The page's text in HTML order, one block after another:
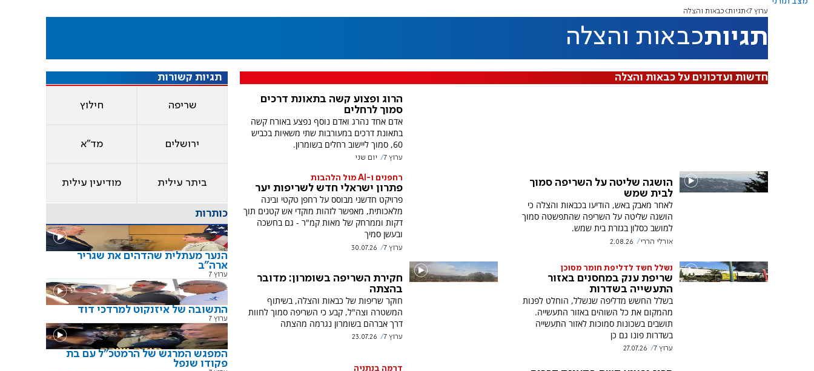
ערוץ 7 תגיות כבאות והצלה
תגיותכבאות והצלה
חדשות ועדכונים על כבאות והצלה
הרוג ופצוע קשה בתאונת דרכים
סמוך לרחלים
אדם אחד נהרג ואדם נוסף נפצע באורח קשה
בתאונת דרכים במעורבות שתי משאיות בכביש
60, סמוך ליישוב רחלים בשומרון.
ערוץ 7 יום שני
הושגה שליטה על השריפה סמוך
לבית שמש
לאחר מאבק באש, הודיעו בכבאות והצלה כי
הושגה שליטה על השריפה שהתפשטה סמוך
למושב כסלון בגזרת בית שמש.
אורלי הררי 2.08.26
רחפנים ו-AI מול הלהבות
פתרון ישראלי חדש לשריפות יער
פרויקט חדשני מבוסס על רחפן טקטי ובינה
מלאכותית, מאפשר לזהות מוקדי אש קטנים תוך
דקות וממרחק של מאות קמ"ר - גם בחשכה
ובעשן סמיך
ערוץ 7 30.07.26
נשלל חשד לדליפת חומר מסוכן
שריפת ענק במחסנים באזור
התעשייה בשדרות
בשלל החשש מדליפה שנשלל, הוחלט לפנות
מהמקום את כל השוהים באזור התעשייה.
תושבים בשכונות סמוכות לאזור התעשייה
בשדרות פונו גם כן
ערוץ 7 27.07.26
חקירת השריפה בשומרון: מדובר
בהצתה
חוקר שריפות של כבאות והצלה, בשיתוף
המשטרה וצה"ל, קבע כי השריפה סמוך לחוות
דרך אברהם בשומרון נגרמה מהצתה
ערוץ 7 23.07.26
דרמה בנתניה
תגיות קשורות
שריפה חילוץ
ירושלים מד"א
ביתר עילית מודיעין עילית
כותרות
הנער מעתלית שהדהים את שגריר
ארה"ב
ערוץ 7
התשובה של איזנקוט למרדכי דוד
ערוץ 7
המפגש המרגש של הרמטכ"ל עם בת
פקודו שנפל